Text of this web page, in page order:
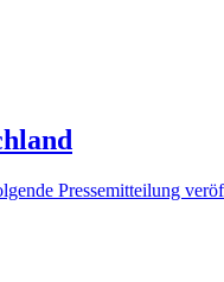
Pressemitteilung